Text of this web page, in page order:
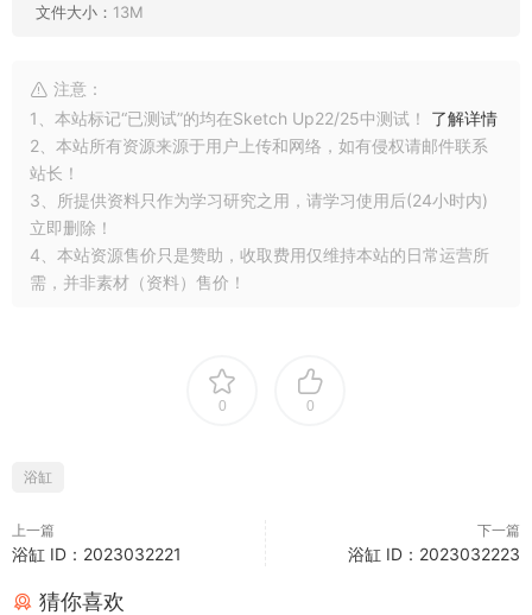
文件大小： 13M
注意：
1、本站标记“已测试”的均在Sketch Up22/25中测试！ 了解详情
2、本站所有资源来源于用户上传和网络，如有侵权请邮件联系
站长！
3、所提供资料只作为学习研究之用，请学习使用后(24小时内)
立即删除！
4、本站资源售价只是赞助，收取费用仅维持本站的日常运营所
需，并非素材（资料）售价！
0 0
浴缸
上一篇
浴缸 ID：2023032221
下一篇
浴缸 ID：2023032223
猜你喜欢